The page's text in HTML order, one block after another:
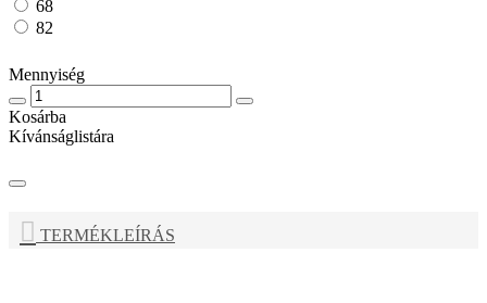
68
82
Mennyiség
Kosárba
Kívánságlistára
TERMÉKLEÍRÁS